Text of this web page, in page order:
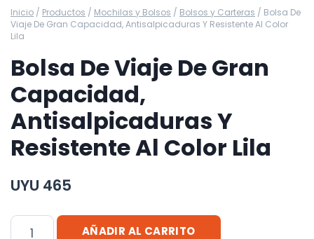
Inicio / Productos / Mochilas y Bolsos / Bolsos y Carteras / Bolsa De
Viaje De Gran Capacidad, Antisalpicaduras Y Resistente Al Color
Lila
Bolsa De Viaje De Gran
Capacidad,
Antisalpicaduras Y
Resistente Al Color Lila
UYU 465
Bolsa
AÑADIR AL CARRITO